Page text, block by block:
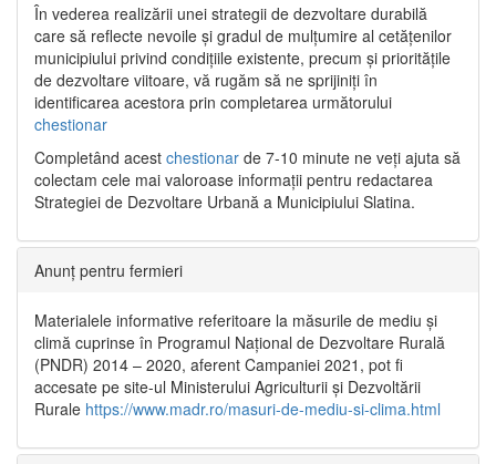
În vederea realizării unei strategii de dezvoltare durabilă
care să reflecte nevoile și gradul de mulțumire al cetățenilor
municipiului privind condițiile existente, precum și prioritățile
de dezvoltare viitoare, vă rugăm să ne sprijiniți în
identificarea acestora prin completarea următorului
chestionar
Completând acest chestionar de 7-10 minute ne veți ajuta să
colectam cele mai valoroase informații pentru redactarea
Strategiei de Dezvoltare Urbană a Municipiului Slatina.
Anunț pentru fermieri
Materialele informative referitoare la măsurile de mediu și
climă cuprinse în Programul Național de Dezvoltare Rurală
(PNDR) 2014 – 2020, aferent Campaniei 2021, pot fi
accesate pe site-ul Ministerului Agriculturii și Dezvoltării
Rurale https://www.madr.ro/masuri-de-mediu-si-clima.html